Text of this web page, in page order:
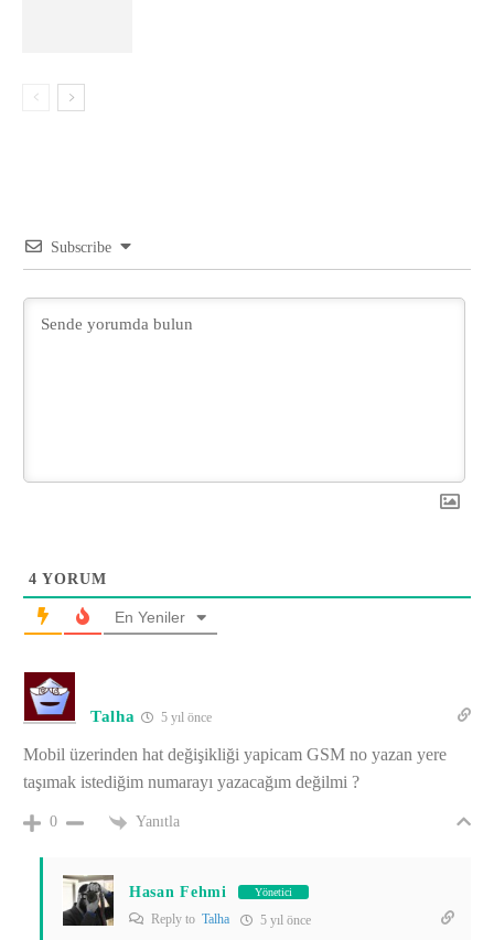
Subscribe
4 YORUM
En Yeniler
Talha 5 yıl önce
Mobil üzerinden hat değişikliği yapicam GSM no yazan yere
taşımak istediğim numarayı yazacağım değilmi ?
0 Yanıtla
Hasan Fehmi Yönetici
Reply to Talha 5 yıl önce